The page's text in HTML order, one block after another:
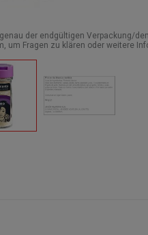
der endgültigen Verpackung/
um Fragen zu klären oder weitere